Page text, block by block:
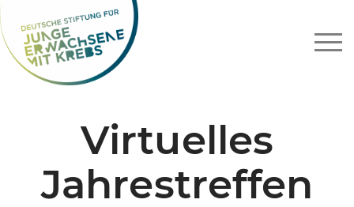
Zum
Inhalt
Virtuelles
Jahrestreffen